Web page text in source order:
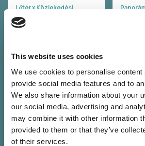
This website uses cookies
We use cookies to personalise content
provide social media features and to
We also share information about your
our social media, advertising and
may combine it with other information
provided to them or that they’ve
of their services.
Lőtér x Közlekedési
Múzeum - Taliándörögd
Jegyvásárlás
SISI
Sisi
07.24. P 22:00 - 23:30 (90
Perc)
Lőtér x Közlekedési
Múzeum - Taliándörögd
Jegyvásárlás
Elefánt
07.24.
Perc)
Kapolcs